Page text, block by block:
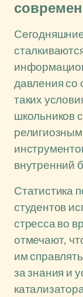
давления со
таких
школьников
внутренний
Статистика
студентов
стресса во
отмечают,
им
за знания и